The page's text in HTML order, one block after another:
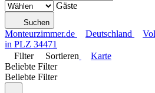
Gäste
Suchen
Monteurzimmer.de Deutschland
in PLZ 34471
Filter
Sortieren
Karte
Beliebte Filter
Beliebte Filter